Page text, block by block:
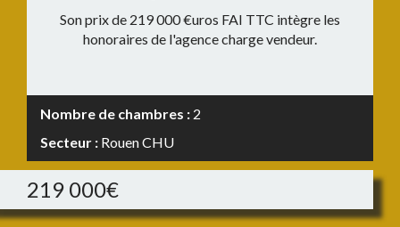
Son prix de 219 000 €uros FAI TTC intègre les
honoraires de l'agence charge vendeur.
Nombre de chambres : 2
Secteur : Rouen CHU
219 000€